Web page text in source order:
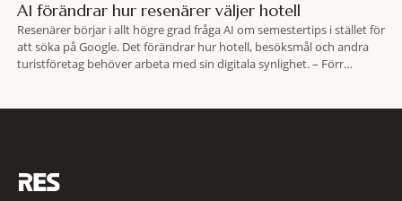
AI förändrar hur resenärer väljer hotell
Resenärer börjar i allt högre grad fråga AI om semestertips i stället för
att söka på Google. Det förändrar hur hotell, besöksmål och andra
turistföretag behöver arbeta med sin digitala synlighet. – Förr